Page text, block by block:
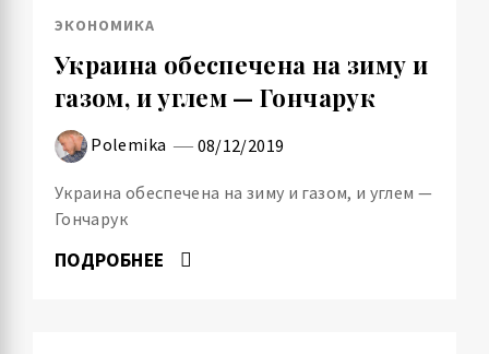
ЭКОНОМИКА
Украина обеспечена на зиму и
газом, и углем — Гончарук
Polemika 08/12/2019
Украина обеспечена на зиму и газом, и углем —
Гончарук
ПОДРОБНЕЕ